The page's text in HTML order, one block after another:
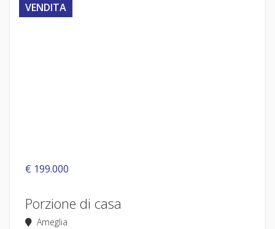
VENDITA
€ 199.000
Porzione di casa
Ameglia